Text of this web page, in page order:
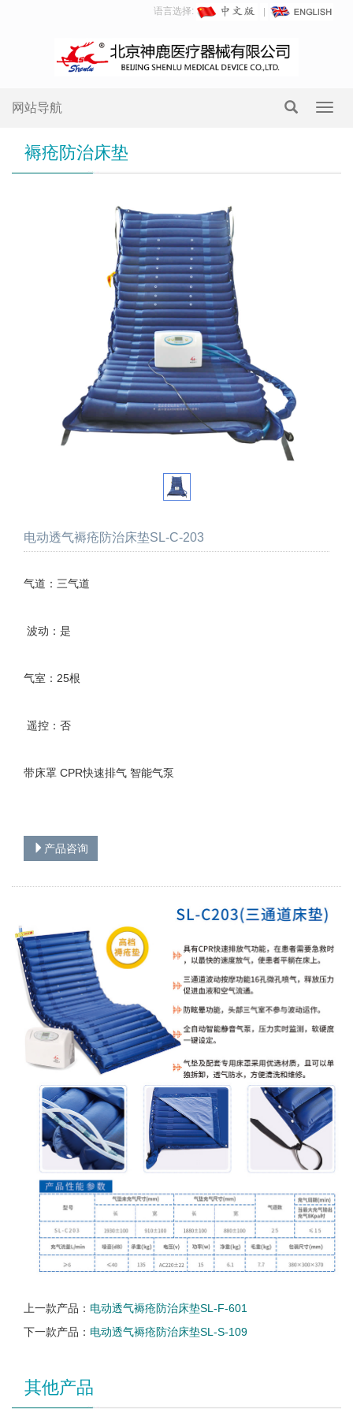
语言选择:
网站导航
褥疮防治床垫
电动透气褥疮防治床垫SL-C-203
气道：三气道
波动：是
气室：25根
遥控：否
带床罩 CPR快速排气 智能气泵
产品咨询
上一款产品： 电动透气褥疮防治床垫SL-F-601
下一款产品： 电动透气褥疮防治床垫SL-S-109
其他产品